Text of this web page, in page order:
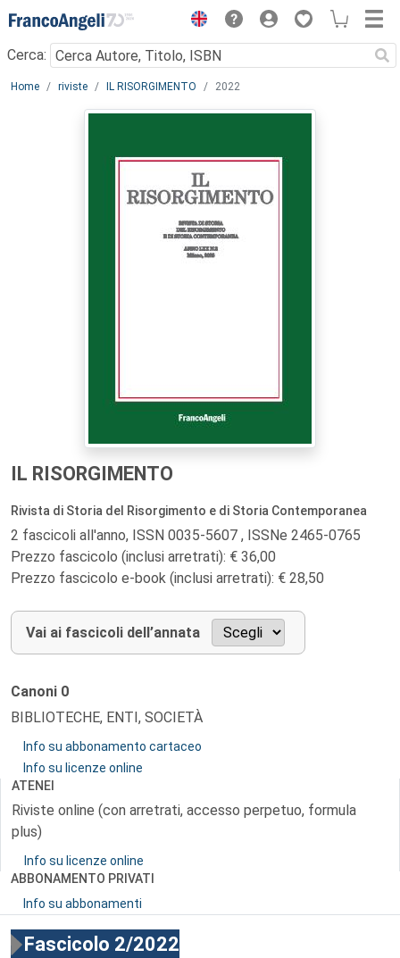
Menu
Cerca:
Main content
Home riviste IL RISORGIMENTO 2022
IL RISORGIMENTO
Rivista di Storia del Risorgimento e di Storia Contemporanea
2 fascicoli all'anno, ISSN 0035-5607 , ISSNe 2465-0765
Prezzo fascicolo (inclusi arretrati): € 36,00
Prezzo fascicolo e-book (inclusi arretrati): € 28,50
Vai ai fascicoli dell’annata
Canoni 0
BIBLIOTECHE, ENTI, SOCIETÀ
Info su abbonamento cartaceo
Info su licenze online
ATENEI
Riviste online (con arretrati, accesso perpetuo, formula
plus)
Info su licenze online
ABBONAMENTO PRIVATI
Info su abbonamenti
Fascicolo 2/2022